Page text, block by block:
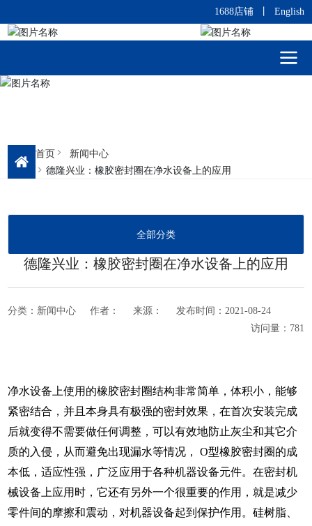
1688店铺丨 English
首页
新闻中心
德隆兴业：橡胶密封圈在净水设备上的应用
全部分类
德隆兴业：橡胶密封圈在净水设备上的应用
分类： 新闻中心 作者： 来源： 发布时间： 2021-08-24
访问量： 781
净水设备上使用的橡胶密封圈结构非常简单，体积小，能够
紧密结合，并且本身具有极强的密封效果，在首次安装完成
后就变得不需要做任何调整，可以有效地防止灰尘和其它介
质的入侵，从而避免出现漏水等情况，
O型橡胶密封圈的成
本低，适应性强，广泛应用于各种机器设备元件。在密封机
械设备上应用时，它还有另外一个很重要的作用，就是减少
零件间的摩擦和震动，对机器设备起到保护作用。硅树脂、